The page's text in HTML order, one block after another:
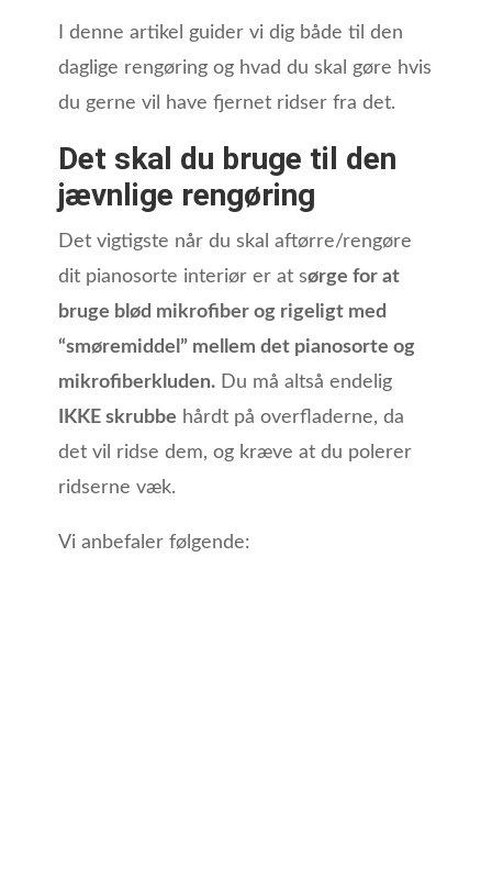
I denne artikel guider vi dig både til den
daglige rengøring og hvad du skal gøre hvis
du gerne vil have fjernet ridser fra det.
Det skal du bruge til den
jævnlige rengøring
Det vigtigste når du skal aftørre/rengøre
dit pianosorte interiør er at sørge for at
bruge blød mikrofiber og rigeligt med
“smøremiddel” mellem det pianosorte og
mikrofiberkluden.Du må altså endelig
IKKE skrubbe hårdt på overfladerne, da
det vil ridse dem, og kræve at du polerer
ridserne væk.
Vi anbefaler følgende: